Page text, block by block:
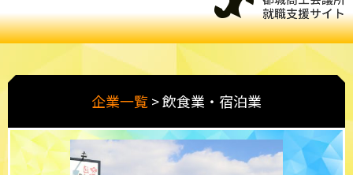
企業一覧>飲食業・宿泊業